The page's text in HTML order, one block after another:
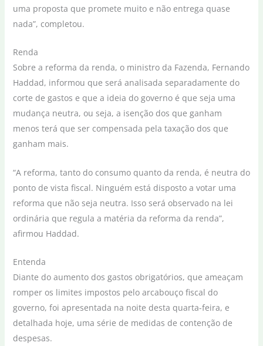
uma proposta que promete muito e não entrega quase
nada”, completou.
Renda
Sobre a reforma da renda, o ministro da Fazenda, Fernando
Haddad, informou que será analisada separadamente do
corte de gastos e que a ideia do governo é que seja uma
mudança neutra, ou seja, a isenção dos que ganham
menos terá que ser compensada pela taxação dos que
ganham mais.
“A reforma, tanto do consumo quanto da renda, é neutra do
ponto de vista fiscal. Ninguém está disposto a votar uma
reforma que não seja neutra. Isso será observado na lei
ordinária que regula a matéria da reforma da renda”,
afirmou Haddad.
Entenda
Diante do aumento dos gastos obrigatórios, que ameaçam
romper os limites impostos pelo arcabouço fiscal do
governo, foi apresentada na noite desta quarta-feira, e
detalhada hoje, uma série de medidas de contenção de
despesas.